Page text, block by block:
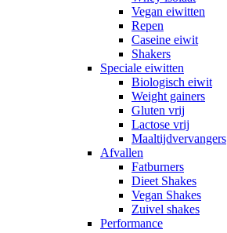
Vegan eiwitten
Repen
Caseine eiwit
Shakers
Speciale eiwitten
Biologisch eiwit
Weight gainers
Gluten vrij
Lactose vrij
Maaltijdvervangers
Afvallen
Fatburners
Dieet Shakes
Vegan Shakes
Zuivel shakes
Performance